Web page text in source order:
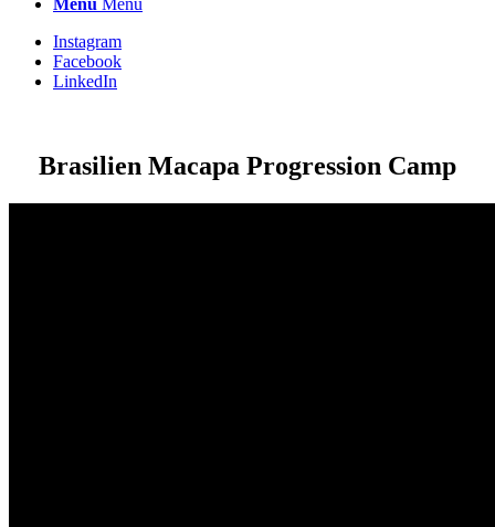
Menü Menü
Instagram
Facebook
LinkedIn
Brasilien Macapa Progression Camp